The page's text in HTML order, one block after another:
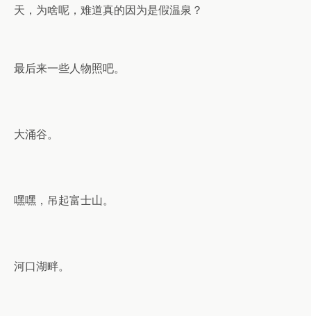
天，为啥呢，难道真的因为是假温泉？
最后来一些人物照吧。
大涌谷。
嘿嘿，吊起富士山。
河口湖畔。